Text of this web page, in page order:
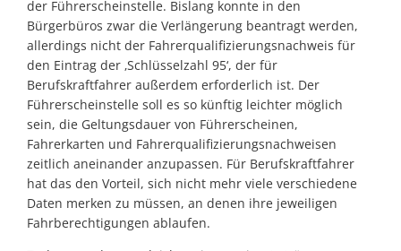
der Führerscheinstelle. Bislang konnte in den
Bürgerbüros zwar die Verlängerung beantragt werden,
allerdings nicht der Fahrerqualifizierungsnachweis für
den Eintrag der ‚Schlüsselzahl 95‘, der für
Berufskraftfahrer außerdem erforderlich ist. Der
Führerscheinstelle soll es so künftig leichter möglich
sein, die Geltungsdauer von Führerscheinen,
Fahrerkarten und Fahrerqualifizierungsnachweisen
zeitlich aneinander anzupassen. Für Berufskraftfahrer
hat das den Vorteil, sich nicht mehr viele verschiedene
Daten merken zu müssen, an denen ihre jeweiligen
Fahrberechtigungen ablaufen.